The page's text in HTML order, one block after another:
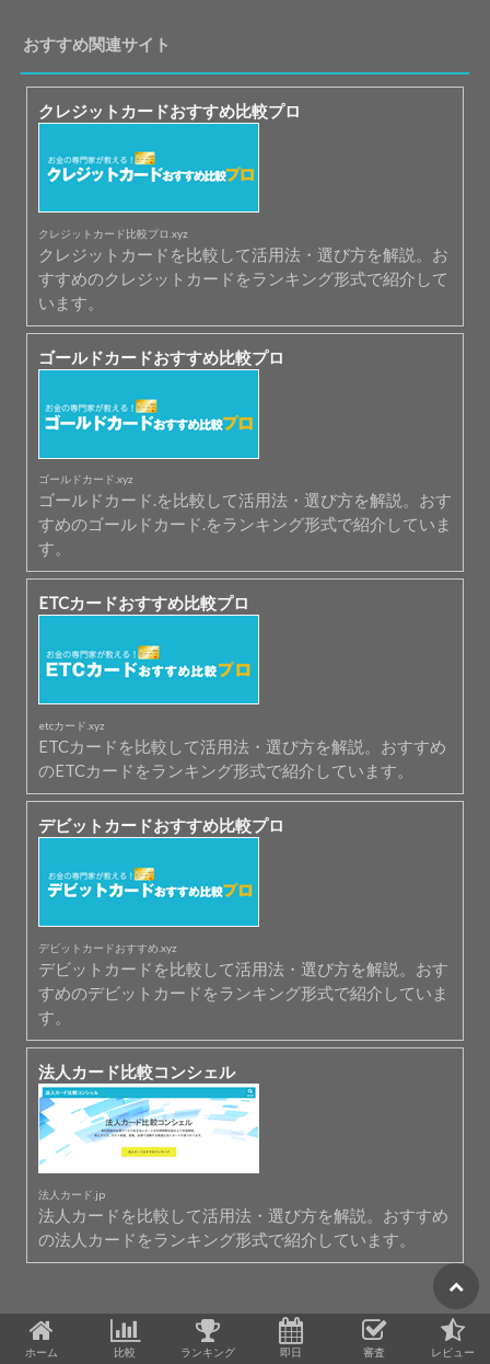
おすすめ関連サイト
クレジットカードおすすめ比較プロ
クレジットカード比較プロ.xyz
クレジットカードを比較して活用法・選び方を解説。お
すすめのクレジットカードをランキング形式で紹介して
います。
ゴールドカードおすすめ比較プロ
ゴールドカード.xyz
ゴールドカード.を比較して活用法・選び方を解説。おす
すめのゴールドカード.をランキング形式で紹介していま
す。
ETCカードおすすめ比較プロ
etcカード.xyz
ETCカードを比較して活用法・選び方を解説。おすすめ
のETCカードをランキング形式で紹介しています。
デビットカードおすすめ比較プロ
デビットカードおすすめ.xyz
デビットカードを比較して活用法・選び方を解説。おす
すめのデビットカードをランキング形式で紹介していま
す。
法人カード比較コンシェル
法人カード.jp
法人カードを比較して活用法・選び方を解説。おすすめ
の法人カードをランキング形式で紹介しています。
ホーム 比較 ランキング 即日 審査 レビュー